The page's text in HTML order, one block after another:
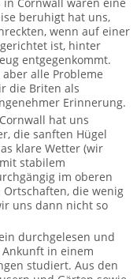
beruhigt hat uns,
wenn auf einer
ist, hinter
entgegenkommt.
alle Probleme
die Briten als
Erinnerung.
hat uns
die sanften Hügel
klare Wetter (wir
stabilem
im oberen
die wenig
uns dann nicht so
durchgelesen und
in einem
studiert. Aus den